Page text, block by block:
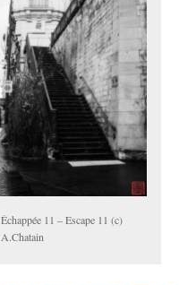
Échappée 11 – Escape 11 (c)
A.Chatain